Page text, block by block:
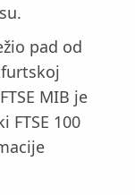
pad od
MIB je
FTSE 100